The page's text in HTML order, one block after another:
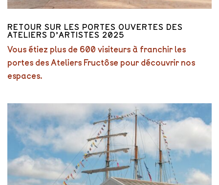
RETOUR SUR LES PORTES OUVERTES DES
ATELIERS D’ARTISTES 2025
Vous étiez plus de 600 visiteurs à franchir les
portes des Ateliers Fructôse pour découvrir nos
espaces.